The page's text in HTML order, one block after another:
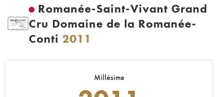
Romanée-Saint-Vivant Grand
Cru Domaine de la Romanée-
Conti 2011
Millésime